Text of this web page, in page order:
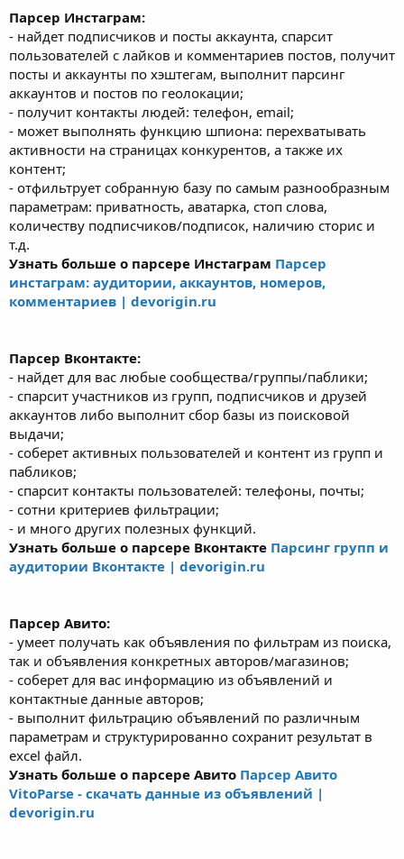
Парсер Инстаграм:
- найдет подписчиков и посты аккаунта, спарсит
пользователей с лайков и комментариев постов, получит
посты и аккаунты по хэштегам, выполнит парсинг
аккаунтов и постов по геолокации;
- получит контакты людей: телефон, email;
- может выполнять функцию шпиона: перехватывать
активности на страницах конкурентов, а также их
контент;
- отфильтрует собранную базу по самым разнообразным
параметрам: приватность, аватарка, стоп слова,
количеству подписчиков/подписок, наличию сторис и
т.д.
Узнать больше о парсере Инстаграм Парсер
инстаграм: аудитории, аккаунтов, номеров,
комментариев | devorigin.ru
Парсер Вконтакте:
- найдет для вас любые сообщества/группы/паблики;
- спарсит участников из групп, подписчиков и друзей
аккаунтов либо выполнит сбор базы из поисковой
выдачи;
- соберет активных пользователей и контент из групп и
пабликов;
- спарсит контакты пользователей: телефоны, почты;
- сотни критериев фильтрации;
- и много других полезных функций.
Узнать больше о парсере Вконтакте Парсинг групп и
аудитории Вконтакте | devorigin.ru
Парсер Авито:
- умеет получать как объявления по фильтрам из поиска,
так и объявления конкретных авторов/магазинов;
- соберет для вас информацию из объявлений и
контактные данные авторов;
- выполнит фильтрацию объявлений по различным
параметрам и структурированно сохранит результат в
excel файл.
Узнать больше о парсере Авито Парсер Авито
VitoParse - cкачать данные из объявлений |
devorigin.ru